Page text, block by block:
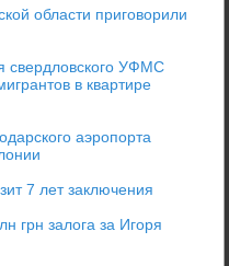
области приговорили
свердловского УФМС
в квартире
аэропорта
7 лет заключения
грн залога за Игоря